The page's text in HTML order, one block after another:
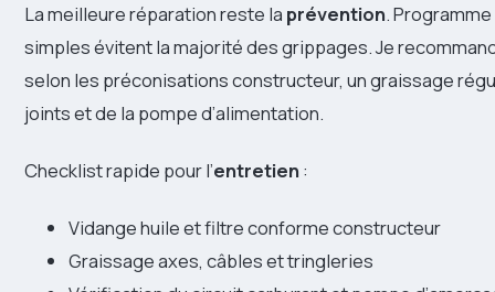
La meilleure réparation reste la prévention.
simples évitent la majorité des grippages. Je
selon les préconisations constructeur, un graissage
joints et de la pompe d’alimentation.
Checklist rapide pour l’entretien :
Vidange huile et filtre conforme constructeur
Graissage axes, câbles et tringleries